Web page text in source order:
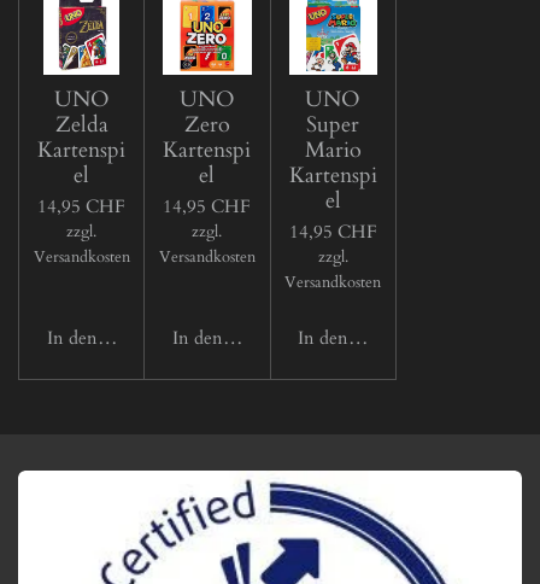
UNO
Zelda
Kartenspi
el
14,95 CHF
zzgl.
Versandkosten
In den Warenkorb
UNO
Zero
Kartenspi
el
14,95 CHF
zzgl.
Versandkosten
In den Warenkorb
UNO
Super
Mario
Kartenspi
el
14,95 CHF
zzgl.
Versandkosten
In den Warenkorb